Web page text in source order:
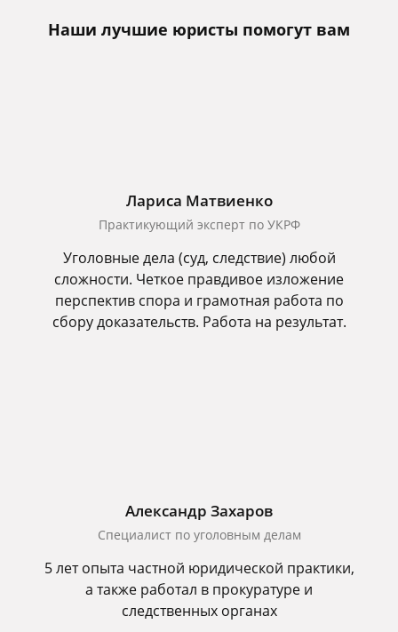
Наши лучшие юристы помогут вам
Лариса Матвиенко
Практикующий эксперт по УКРФ
Уголовные дела (суд, следствие) любой
сложности. Четкое правдивое изложение
перспектив спора и грамотная работа по
сбору доказательств. Работа на результат.
Александр Захаров
Специалист по уголовным делам
5 лет опыта частной юридической практики,
а также работал в прокуратуре и
следственных органах